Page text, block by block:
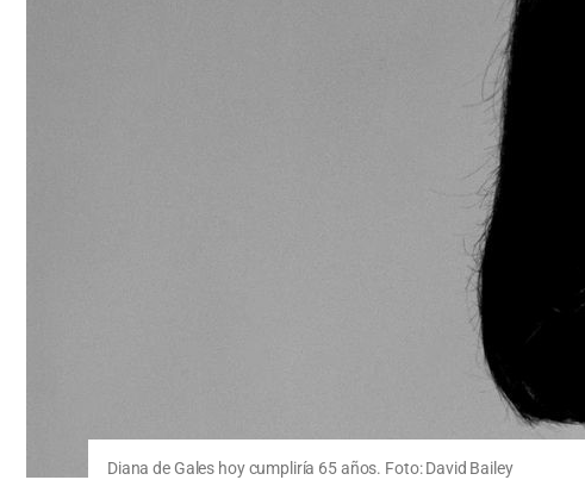
Diana de Gales hoy cumpliría 65 años. Foto: David Bailey